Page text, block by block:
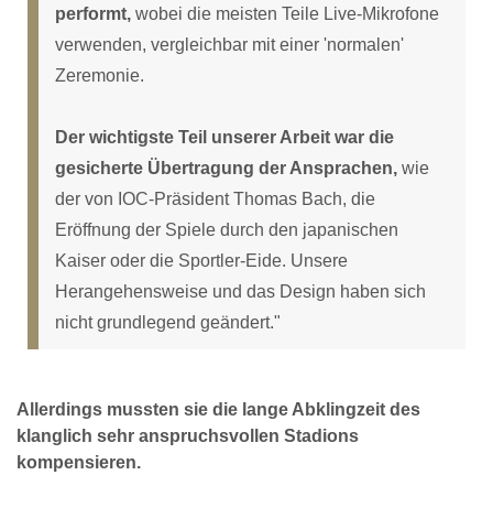
performt, wobei die meisten Teile Live-Mikrofone
verwenden, vergleichbar mit einer 'normalen'
Zeremonie.
Der wichtigste Teil unserer Arbeit war die
gesicherte Übertragung der Ansprachen, wie
der von IOC-Präsident Thomas Bach, die
Eröffnung der Spiele durch den japanischen
Kaiser oder die Sportler-Eide. Unsere
Herangehensweise und das Design haben sich
nicht grundlegend geändert."
Allerdings mussten sie die lange Abklingzeit des
klanglich sehr anspruchsvollen Stadions
kompensieren.